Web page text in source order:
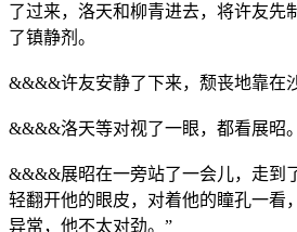
了过来，洛天和柳青进去，将许友先
了镇静剂。
&&&&许友安静了下来，颓丧地靠在
&&&&洛天等对视了一眼，都看展昭。
&&&&展昭在一旁站了一会儿，走到
轻翻开他的眼皮，对着他的瞳孔一看
异常，他不太对劲。”